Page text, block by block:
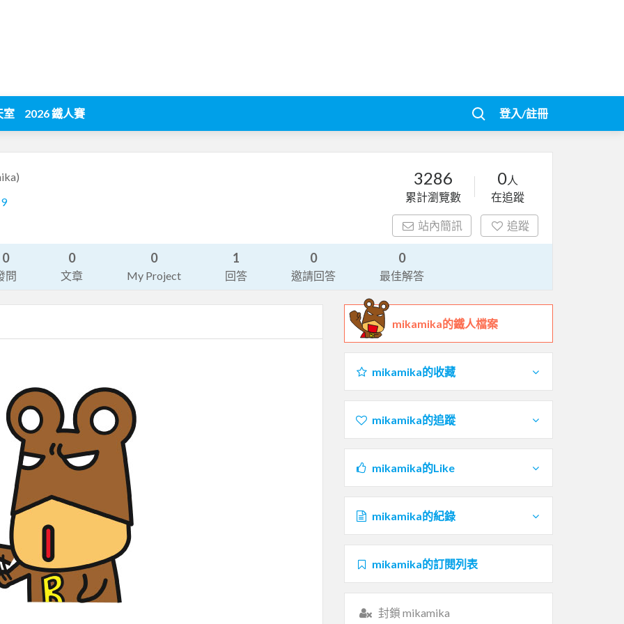
室 2026 鐵人賽 登入/註冊
3286
累計瀏覽數
0人
在追蹤
站內簡訊 追蹤
0
問
0
文章
0
My Project
1
回答
0
邀請回答
0
最佳解答
mikamika的鐵人檔案
mikamika的收藏
mikamika的追蹤
mikamika的Like
mikamika的紀錄
mikamika的訂閱列表
封鎖 mikamika